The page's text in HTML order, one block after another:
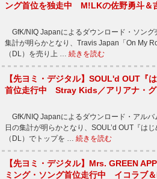
ング首位を独走中 M!LKの佐野勇斗＆
GfK/NIQ Japanによるダウンロード・ソン
集計が明らかとなり、Travis Japan「On My
（DL）を売り上 … 続きを読む
【先ヨミ・デジタル】SOUL'd OUT『
首位走行中 Stray Kids／アリアナ・グ
GfK/NIQ Japanによるダウンロード・アル
日の集計が明らかとなり、SOUL’d OUT『は
（DL）でトップを … 続きを読む
【先ヨミ・デジタル】Mrs. GREEN
ミング・ソング首位走行中 イコラブ